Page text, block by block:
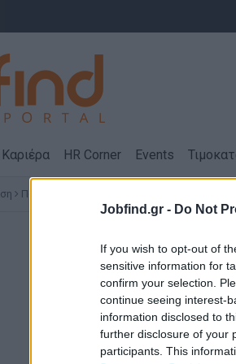
Jobfind.gr - Do Not
If you wish to opt-out of
sensitive information for
confirm your selection.
continue seeing interest-
information disclosed to
further disclosure of your
participants. This
Καριέρα HR Corner Events
Πωλητές Καταστημάτων Εστίασης
Θέσεις Εργασίας
Δεν